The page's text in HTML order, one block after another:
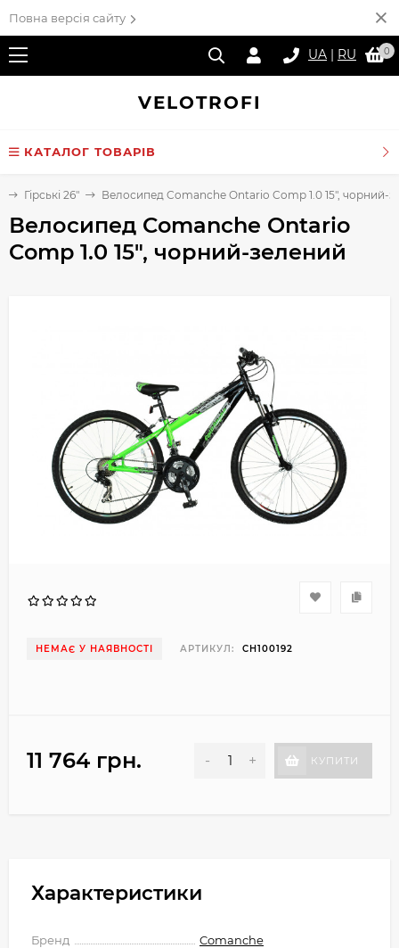
Повна версія сайту
UA | RU 0
VELOTROFI
КАТАЛОГ ТОВАРІВ
Гірські 26" Велосипед Comanche Ontario Comp 1.0 15", чорний-
Велосипед Comanche Ontario
Comp 1.0 15", чорний-зелений
НЕМАЄ У НАЯВНОСТІ АРТИКУЛ: CH100192
11 764 грн. - + КУПИТИ
Характеристики
Бренд
Comanche